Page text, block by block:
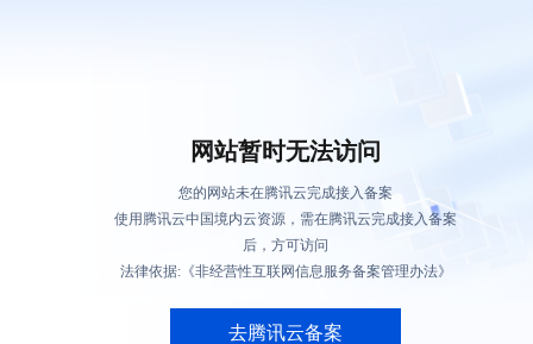
网站暂时无法访问
您的网站未在腾讯云完成接入备案
使用腾讯云中国境内云资源，需在腾讯云完成接入备案
后，方可访问
法律依据:《非经营性互联网信息服务备案管理办法》
去腾讯云备案